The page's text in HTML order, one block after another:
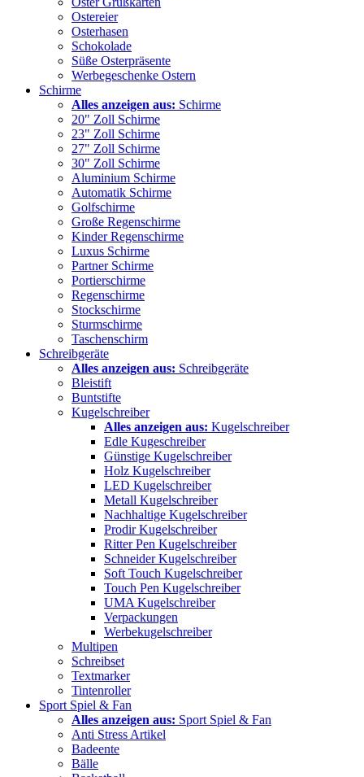
Ostereier
Osterhasen
Schokolade
Süße Osterpräsente
Werbegeschenke Ostern
Schirme
Alles anzeigen aus: Schirme
20" Zoll Schirme
23" Zoll Schirme
27" Zoll Schirme
30" Zoll Schirme
Aluminium Schirme
Automatik Schirme
Golfschirme
Große Regenschirme
Kinder Regenschirme
Luxus Schirme
Partner Schirme
Portierschirme
Regenschirme
Stockschirme
Sturmschirme
Taschenschirm
Schreibgeräte
Alles anzeigen aus: Schreibgeräte
Bleistift
Buntstifte
Kugelschreiber
Alles anzeigen aus: Kugelschreiber
Edle Kugeschreiber
Günstige Kugelschreiber
Holz Kugelschreiber
LED Kugelschreiber
Metall Kugelschreiber
Nachhaltige Kugelschreiber
Prodir Kugelschreiber
Ritter Pen Kugelschreiber
Schneider Kugelschreiber
Soft Touch Kugelschreiber
Touch Pen Kugelschreiber
UMA Kugelschreiber
Verpackungen
Werbekugelschreiber
Multipen
Schreibset
Textmarker
Tintenroller
Sport Spiel & Fan
Alles anzeigen aus: Sport Spiel & Fan
Anti Stress Artikel
Badeente
Bälle